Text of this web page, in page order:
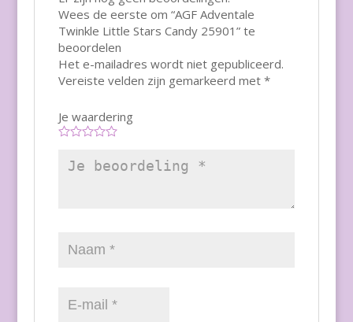
Wees de eerste om “AGF Adventale
Twinkle Little Stars Candy 25901” te
beoordelen
Het e-mailadres wordt niet gepubliceerd.
Vereiste velden zijn gemarkeerd met *
Je waardering